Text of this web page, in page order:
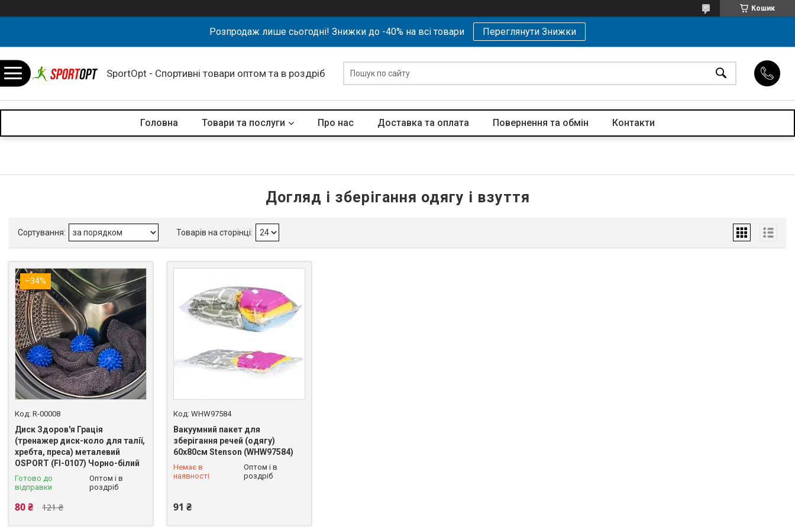
Кошик
Розпродаж лише сьогодні! Знижки до -40% на всі товари Переглянути Знижки
SportOpt - Спортивні товари оптом та в роздріб
Головна Товари та послуги Про нас Доставка та оплата Повернення та обмін Контакти
Догляд і зберігання одягу і взуття
–34%
R-00008
Диск Здоров'я Грація
(тренажер диск-коло для талії,
хребта, преса) металевий
OSPORT (FI-0107) Чорно-білий
Готово до
відправки
Оптом і в
роздріб
121 ₴
80 ₴
WHW97584
Вакуумний пакет для
зберігання речей (одягу)
60х80см Stenson (WHW97584)
Немає в
наявності
Оптом і в
роздріб
91 ₴
+380 (93) 625-49-82